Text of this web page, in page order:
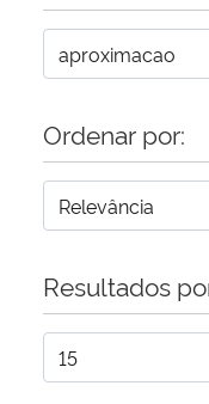
Secretaria-Geral
Gabinete de Segurança
Advocacia-Geral da União
Banco Central do Brasil
Planalto
Ordenar por:
Resultados